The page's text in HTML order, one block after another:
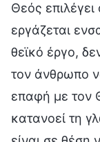
Θεός
εργάζεται
θεϊκό έργο,
τον άνθρωπο
επαφή με τον
κατανοεί τη